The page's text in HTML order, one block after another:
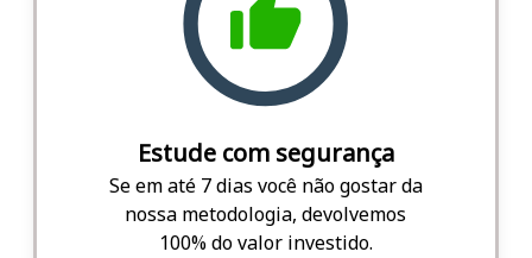
Estude com segurança
Se em até 7 dias você não gostar da
nossa metodologia, devolvemos
100% do valor investido.